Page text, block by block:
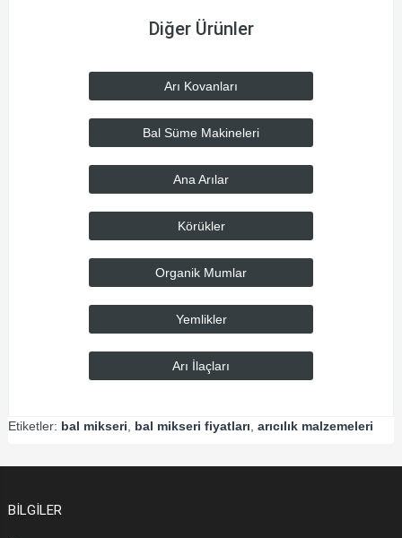
Diğer Ürünler
Arı Kovanları
Bal Süme Makineleri
Ana Arılar
Körükler
Organik Mumlar
Yemlikler
Arı İlaçları
Etiketler: bal mikseri bal mikseri fiyatları arıcılık malzemeleri
BILGILER